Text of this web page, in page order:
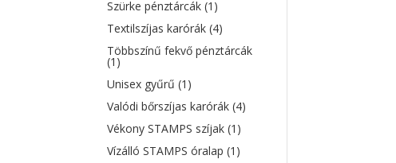
Szürke pénztárcák(1)
Textilszíjas karórák(4)
Többszínű fekvő pénztárcák
(1)
Unisex gyűrű(1)
Valódi bőrszíjas karórák(4)
Vékony STAMPS szíjak(1)
Vízálló STAMPS óralap(1)